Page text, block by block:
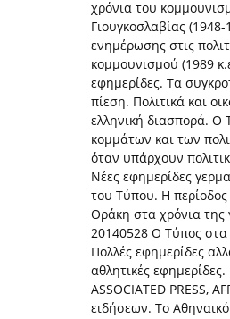
χρόνια του
Γιουγκοσλαβίας
ενημέρωσης στις
κομμουνισμού (1989
εφημερίδες. Τα
πίεση. Πολιτικά και
ελληνική διασπορά. Ο
κομμάτων και των
όταν υπάρχουν
Νέες εφημερίδες
του Τύπου. Η
Θράκη στα χρόνια της
20140528 Ο Τύπος στα
Πολλές εφημερίδες
αθλητικές
ASSOCIATED PRESS,
ειδήσεων. Το